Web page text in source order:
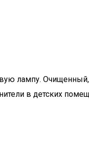
лампу.
в детских